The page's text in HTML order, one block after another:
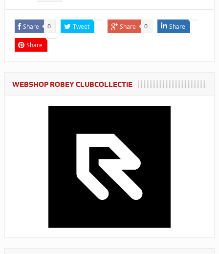
Share 0 Tweet Share 0 Share
Share
WEBSHOP ROBEY CLUBCOLLECTIE